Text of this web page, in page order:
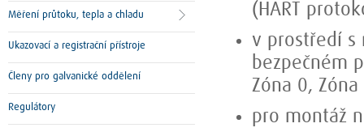
(HART
v prostředí s
bezpečném
Zóna 0,
pro montáž
Měření průtoku, tepla a chladu
Ukazovací a registrační přístroje
Členy pro galvanické oddělení
Regulátory